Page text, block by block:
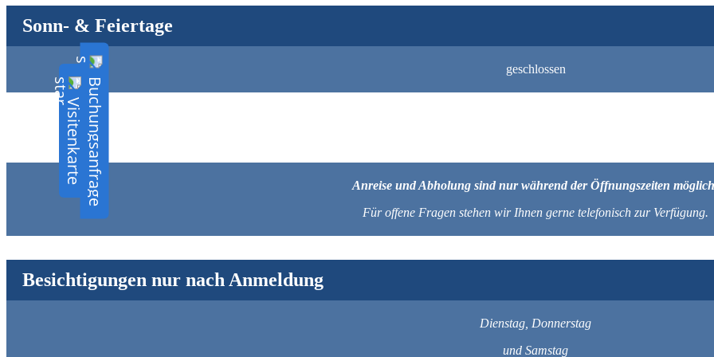
Sonn- & Feiertage
geschlossen
Buchungsanfrage
Visitenkarte
Anreise und Abholung sind nur während der Öffnungszeiten
Für offene Fragen stehen wir Ihnen gerne telefonisch zur Verfügung.
Besichtigungen nur nach Anmeldung
Dienstag, Donnerstag
und Samstag